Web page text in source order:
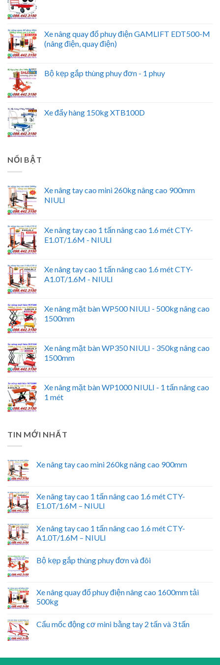
Xe nâng quay đổ phuy điện GAMLIFT EDT500-M
(nâng điện, quay điện)
Bộ kẹp gắp thùng phuy đơn - 1 phuy
Xe đẩy hàng 150kg XTB100D
NỔI BẬT
Xe nâng tay cao mini 260kg nâng cao 900mm
NIULI
Xe nâng tay cao 1 tấn nâng cao 1.6 mét CTY-
E1.0T/1.6M - NIULI
Xe nâng tay cao 1 tấn nâng cao 1.6 mét CTY-
A1.0T/1.6M - NIULI
Xe nâng mặt bàn WP500 NIULI - 500kg nâng cao
1500mm
Xe nâng mặt bàn WP350 NIULI - 350kg nâng cao
1500mm
Xe nâng mặt bàn WP1000 NIULI - 1 tấn nâng cao
1 mét
TIN MỚI NHẤT
Xe nâng tay cao mini 260kg nâng cao 900mm
Xe nâng tay cao 1 tấn nâng cao 1.6 mét CTY-
E1.0T/1.6M – NIULI
Xe nâng tay cao 1 tấn nâng cao 1.6 mét CTY-
A1.0T/1.6M – NIULI
Bộ kẹp gắp thùng phuy đơn và đôi
Xe nâng quay đổ phuy điện nâng cao 1600mm tải
500kg
Cẩu mốc động cơ mini bằng tay 2 tấn và 3 tấn